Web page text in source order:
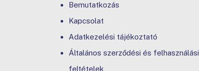
Bemutatkozás
Kapcsolat
Adatkezelési tájékoztató
Általános szerződési és felhasználási
feltételek